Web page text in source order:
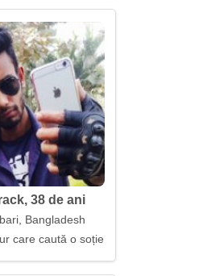
38 de ani
Bangladesh
care caută o soție